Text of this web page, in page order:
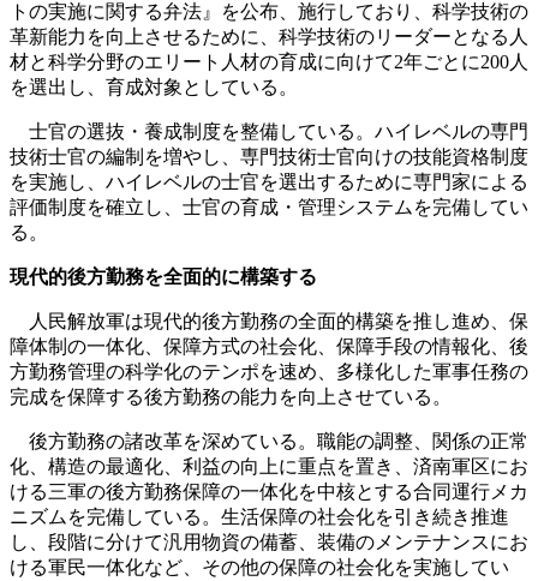
トの実施に関する弁法』を公布、施行しており、科学技術の
革新能力を向上させるために、科学技術のリーダーとなる人
材と科学分野のエリート人材の育成に向けて2年ごとに200人
を選出し、育成対象としている。
士官の選抜・養成制度を整備している。ハイレベルの専門
技術士官の編制を増やし、専門技術士官向けの技能資格制度
を実施し、ハイレベルの士官を選出するために専門家による
評価制度を確立し、士官の育成・管理システムを完備してい
る。
現代的後方勤務を全面的に構築する
人民解放軍は現代的後方勤務の全面的構築を推し進め、保
障体制の一体化、保障方式の社会化、保障手段の情報化、後
方勤務管理の科学化のテンポを速め、多様化した軍事任務の
完成を保障する後方勤務の能力を向上させている。
後方勤務の諸改革を深めている。職能の調整、関係の正常
化、構造の最適化、利益の向上に重点を置き、済南軍区にお
ける三軍の後方勤務保障の一体化を中核とする合同運行メカ
ニズムを完備している。生活保障の社会化を引き続き推進
し、段階に分けて汎用物資の備蓄、装備のメンテナンスにお
ける軍民一体化など、その他の保障の社会化を実施してい